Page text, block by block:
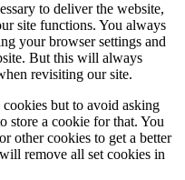
to deliver the website,
site functions. You always
your browser settings and
But this will always
revisiting our site.
but to avoid asking
store a cookie for that. You
other cookies to get a better
remove all set cookies in